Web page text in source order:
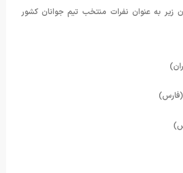
زیر به عنوان نفرات منتخب تیم جوانان کشور